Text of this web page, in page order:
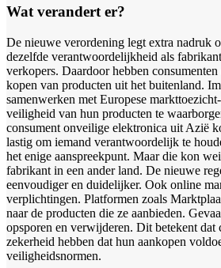
Wat verandert er?
De nieuwe verordening legt extra nadruk
dezelfde verantwoordelijkheid als
verkopers. Daardoor hebben
kopen van producten uit het buitenland.
samenwerken met Europese
veiligheid van hun producten te
consument onveilige elektronica uit Azië
lastig om iemand verantwoordelijk te
het enige aanspreekpunt. Maar die kon
fabrikant in een ander land. De nieuwe
eenvoudiger en duidelijker. Ook online
verplichtingen. Platformen zoals
naar de producten die ze aanbieden.
opsporen en verwijderen. Dit betekent dat
zekerheid hebben dat hun aankopen
veiligheidsnormen.